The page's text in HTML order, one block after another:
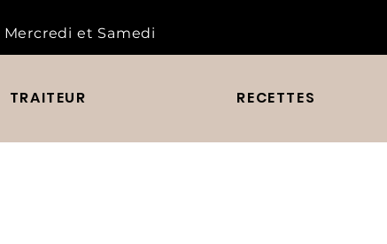
Mercredi et Samedi
TRAITEUR RECETTES